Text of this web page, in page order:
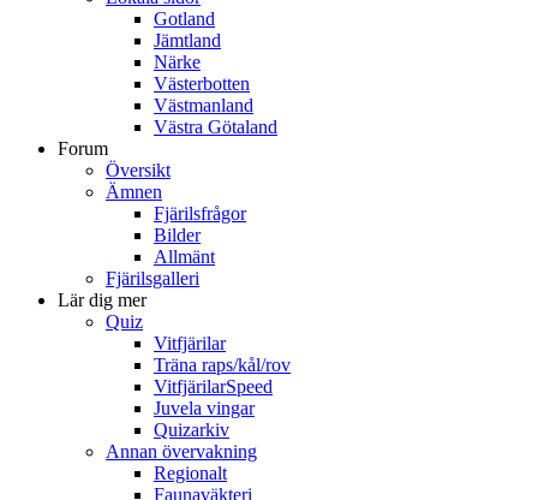
Gotland
Jämtland
Närke
Västerbotten
Västmanland
Västra Götaland
Forum
Översikt
Ämnen
Fjärilsfrågor
Bilder
Allmänt
Fjärilsgalleri
Lär dig mer
Quiz
Vitfjärilar
Träna raps/kål/rov
VitfjärilarSpeed
Juvela vingar
Quizarkiv
Annan övervakning
Regionalt
Faunaväkteri